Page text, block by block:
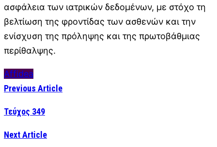
ασφάλεια των ιατρικών δεδομένων, με στόχο τη
βελτίωση της φροντίδας των ασθενών και την
ενίσχυση της πρόληψης και της πρωτοβάθμιας
περίθαλψης.
Affidea
Previous Article
Τεύχος 349
Next Article